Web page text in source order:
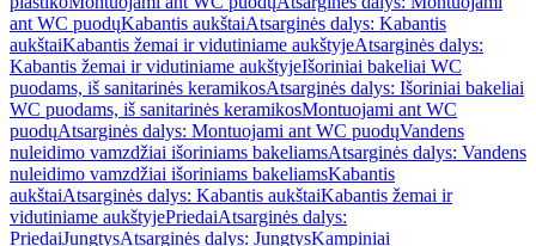
ant WC puodųKabantis aukštaiAtsarginės dalys: Kabantis
aukštaiKabantis žemai ir vidutiniame aukštyjeAtsarginės dalys:
Kabantis žemai ir vidutiniame aukštyjeIšoriniai bakeliai WC
puodams, iš sanitarinės keramikosAtsarginės dalys: Išoriniai bakeliai
WC puodams, iš sanitarinės keramikosMontuojami ant WC
puodųAtsarginės dalys: Montuojami ant WC puodųVandens
nuleidimo vamzdžiai išoriniams bakeliamsAtsarginės dalys: Vandens
nuleidimo vamzdžiai išoriniams bakeliamsKabantis
aukštaiAtsarginės dalys: Kabantis aukštaiKabantis žemai ir
vidutiniame aukštyjePriedaiAtsarginės dalys:
PriedaiJungtysAtsarginės dalys: JungtysKampiniai